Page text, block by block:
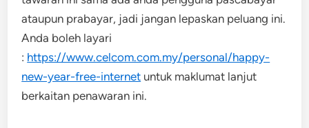
ataupun prabayar, jadi jangan lepaskan peluang ini.
Anda boleh layari
: https://www.celcom.com.my/personal/happy-
new-year-free-internet untuk maklumat lanjut
berkaitan penawaran ini.